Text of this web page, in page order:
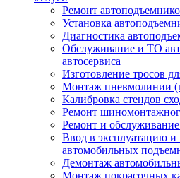
Ремонт
Установка
Диагностика
Обслуживание и ТО
автосервиса
Изготовление тросов
Монтаж пневмолинии
Калибровка стендов
Ремонт
Ремонт и
Ввод в эксплуатацию и
автомобильных
Демонтаж
Монтаж покрасочных